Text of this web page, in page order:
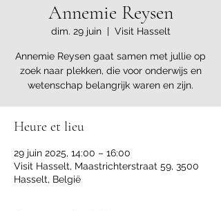
Annemie Reysen
dim. 29 juin
  |
Visit Hasselt
Annemie Reysen gaat samen met jullie op
zoek naar plekken, die voor onderwijs en
wetenschap belangrijk waren en zijn.
Heure et lieu
29 juin 2025, 14:00 – 16:00
Visit Hasselt, Maastrichterstraat 59, 3500
Hasselt, België